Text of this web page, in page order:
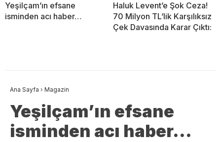
Yeşilçam’ın efsane
isminden acı haber…
Haluk Levent’e Şok Ceza!
70 Milyon TL’lik Karşılıksız
Çek Davasında Karar Çıktı:
Ana Sayfa › Magazin
Yeşilçam’ın efsane
isminden acı haber…